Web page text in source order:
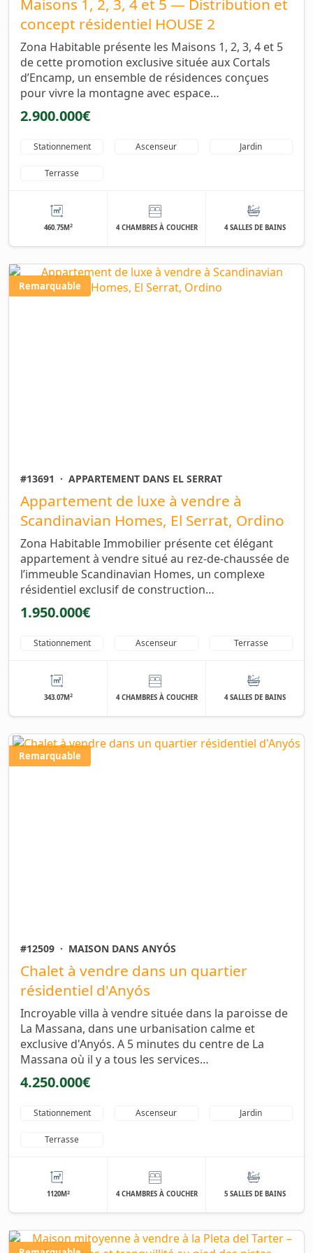
Maisons 1, 2, 3, 4 et 5 — Distribution et
concept résidentiel HOUSE 2
Zona Habitable présente les Maisons 1, 2, 3, 4 et 5
de cette promotion exclusive située aux Cortals
d’Encamp, un ensemble de résidences conçues
pour vivre la montagne avec espace…
2.900.000€
Stationnement Ascenseur Jardin
Terrasse
460.75M2 4 CHAMBRES À COUCHER 4 SALLES DE BAINS
Remarquable
#13691 · APPARTEMENT DANS EL SERRAT
Appartement de luxe à vendre à
Scandinavian Homes, El Serrat, Ordino
Zona Habitable Immobilier présente cet élégant
appartement à vendre situé au rez-de-chaussée de
l’immeuble Scandinavian Homes, un complexe
résidentiel exclusif de construction…
1.950.000€
Stationnement Ascenseur Terrasse
343.07M2 4 CHAMBRES À COUCHER 4 SALLES DE BAINS
Remarquable
#12509 · MAISON DANS ANYÓS
Chalet à vendre dans un quartier
résidentiel d'Anyós
Incroyable villa à vendre située dans la paroisse de
La Massana, dans une urbanisation calme et
exclusive d'Anyós. A 5 minutes du centre de La
Massana où il y a tous les services…
4.250.000€
Stationnement Ascenseur Jardin
Terrasse
1120M2 4 CHAMBRES À COUCHER 5 SALLES DE BAINS